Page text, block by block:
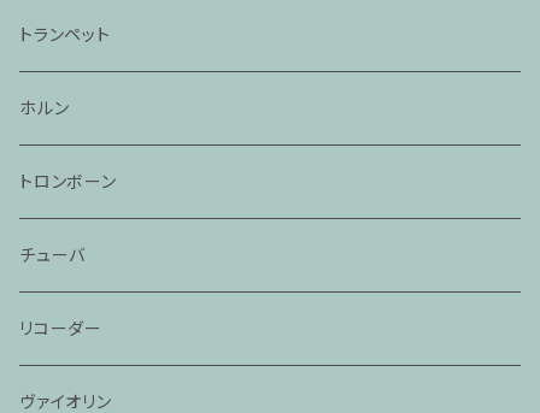
トランペット
ホルン
トロンボーン
チューバ
リコーダー
ヴァイオリン